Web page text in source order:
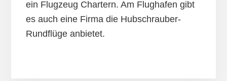
ein Flugzeug Chartern. Am Flughafen gibt
es auch eine Firma die Hubschrauber-
Rundflüge anbietet.